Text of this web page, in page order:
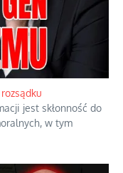
jest skłonność do
w tym